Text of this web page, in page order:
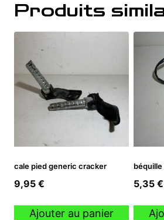
Produits
cale pied generic cracker
9,95 €
Ajouter au panier
5,35 €